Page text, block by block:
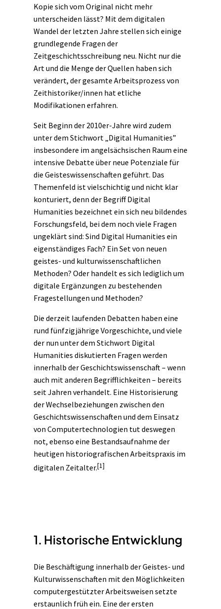
Kopie sich vom Original nicht mehr
unterscheiden lässt? Mit dem digitalen
Wandel der letzten Jahre stellen sich einige
grundlegende Fragen der
Zeitgeschichtsschreibung neu. Nicht nur die
Art und die Menge der Quellen haben sich
verändert, der gesamte Arbeitsprozess von
Zeithistoriker/innen hat etliche
Modifikationen erfahren.
Seit Beginn der 2010er-Jahre wird zudem
unter dem Stichwort „Digital Humanities”
insbesondere im angelsächsischen Raum eine
intensive Debatte über neue Potenziale für
die Geisteswissenschaften geführt. Das
Themenfeld ist vielschichtig und nicht klar
konturiert, denn der Begriff Digital
Humanities bezeichnet ein sich neu bildendes
Forschungsfeld, bei dem noch viele Fragen
ungeklärt sind: Sind Digital Humanities ein
eigenständiges Fach? Ein Set von neuen
geistes- und kulturwissenschaftlichen
Methoden? Oder handelt es sich lediglich um
digitale Ergänzungen zu bestehenden
Fragestellungen und Methoden?
Die derzeit laufenden Debatten haben eine
rund fünfzigjährige Vorgeschichte, und viele
der nun unter dem Stichwort Digital
Humanities diskutierten Fragen werden
innerhalb der Geschichtswissenschaft – wenn
auch mit anderen Begrifflichkeiten – bereits
seit Jahren verhandelt. Eine Historisierung
der Wechselbeziehungen zwischen den
Geschichtswissenschaften und dem Einsatz
von Computertechnologien tut deswegen
not, ebenso eine Bestandsaufnahme der
heutigen historiografischen Arbeitspraxis im
digitalen Zeitalter.[1]
1. Historische Entwicklung
Die Beschäftigung innerhalb der Geistes- und
Kulturwissenschaften mit den Möglichkeiten
computergestützter Arbeitsweisen setzte
erstaunlich früh ein. Eine der ersten